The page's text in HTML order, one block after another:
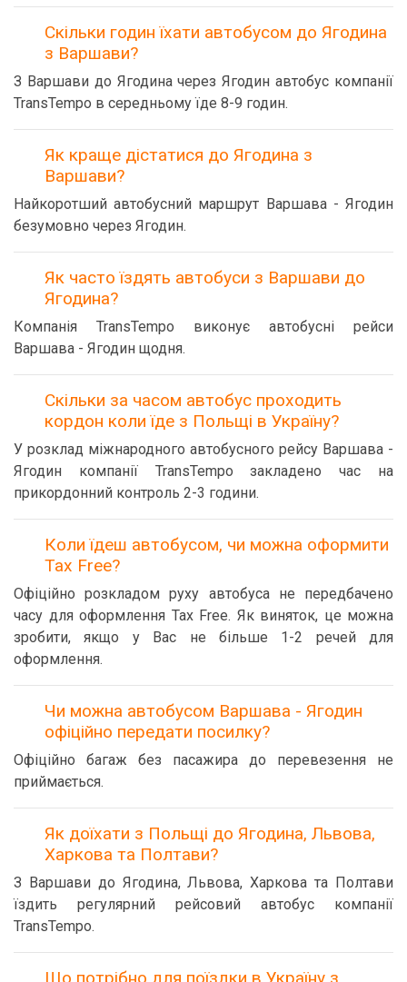
Скільки годин їхати автобусом до Ягодина
з Варшави?
З Варшави до Ягодина через Ягодин автобус компанії
TransTempo в середньому їде 8-9 годин.
Як краще дістатися до Ягодина з
Варшави?
Найкоротший автобусний маршрут Варшава - Ягодин
безумовно через Ягодин.
Як часто їздять автобуси з Варшави до
Ягодина?
Компанія TransTempo виконує автобусні рейси
Варшава - Ягодин щодня.
Скільки за часом автобус проходить
кордон коли їде з Польщі в Україну?
У розклад міжнародного автобусного рейсу Варшава -
Ягодин компанії TransTempo закладено час на
прикордонний контроль 2-3 години.
Коли їдеш автобусом, чи можна оформити
Tax Free?
Офіційно розкладом руху автобуса не передбачено
часу для оформлення Tax Free. Як виняток, це можна
зробити, якщо у Вас не більше 1-2 речей для
оформлення.
Чи можна автобусом Варшава - Ягодин
офіційно передати посилку?
Офіційно багаж без пасажира до перевезення не
приймається.
Як доїхати з Польщі до Ягодина, Львова,
Харкова та Полтави?
З Варшави до Ягодина, Львова, Харкова та Полтави
їздить регулярний рейсовий автобус компанії
TransTempo.